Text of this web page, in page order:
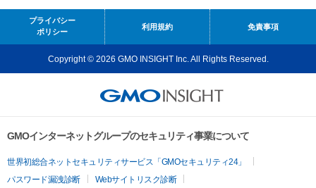
プライバシー
ポリシー
利用規約 免責事項
Copyright © 2026 GMO INSIGHT Inc. All Rights Reserved.
GMOインターネットグループのセキュリティ事業について
世界初総合ネットセキュリティサービス「GMOセキュリティ24」
パスワード漏洩診断
Webサイトリスク診断